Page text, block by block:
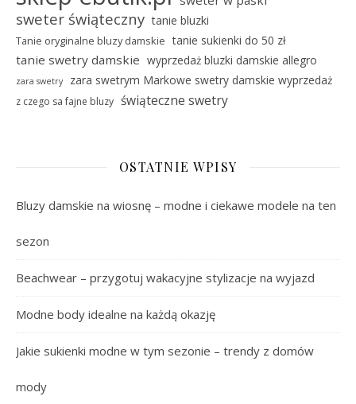
sweter świąteczny tanie bluzki
Tanie oryginalne bluzy damskie tanie sukienki do 50 zł
tanie swetry damskie wyprzedaż bluzki damskie allegro
zara swetry zara swetrym Markowe swetry damskie wyprzedaż
z czego sa fajne bluzy świąteczne swetry
OSTATNIE WPISY
Bluzy damskie na wiosnę – modne i ciekawe modele na ten
sezon
Beachwear – przygotuj wakacyjne stylizacje na wyjazd
Modne body idealne na każdą okazję
Jakie sukienki modne w tym sezonie – trendy z domów
mody